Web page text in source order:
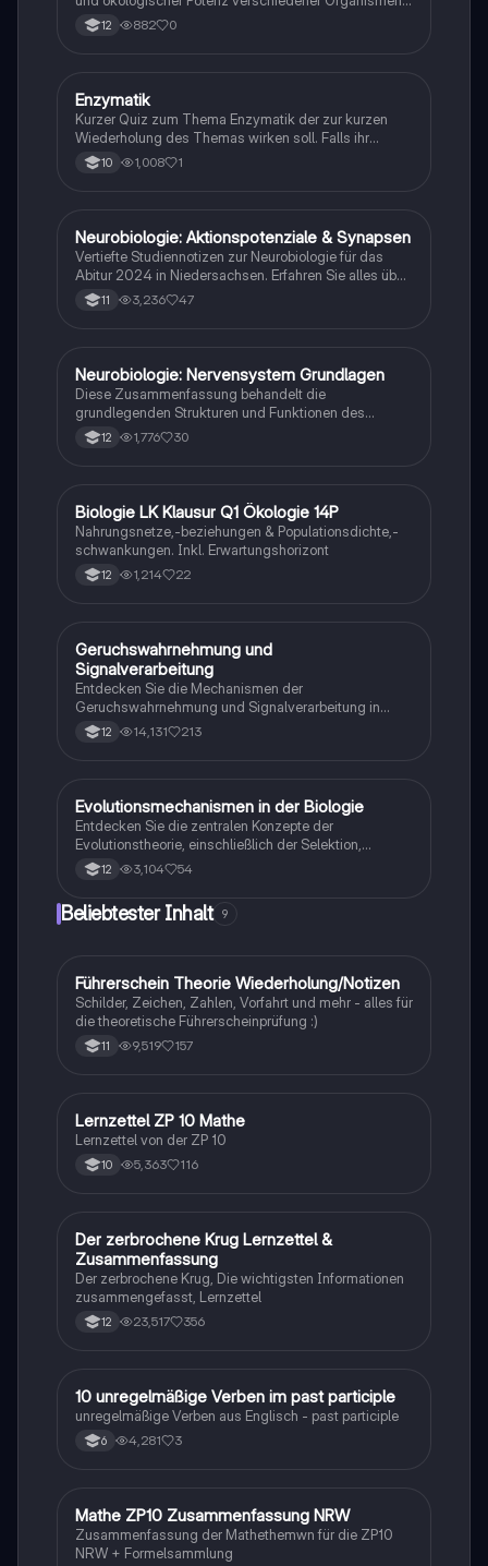
gegenüber Umweltfaktoren.
12 882 0
EBiologie
Enzymatik
Kurzer Quiz zum Thema Enzymatik der zur kurzen
Wiederholung des Themas wirken soll. Falls ihr
Fehlern begegnet wäre ich dankbar ,wenn ihr mir
diese weiterleitet. Danke und euch viel Spaß dabei!
10 1,008 1
Biologie
Neurobiologie: Aktionspotenziale & Synapsen
Vertiefte Studiennotizen zur Neurobiologie für das
Abitur 2024 in Niedersachsen. Erfahren Sie alles über
Aktionspotenziale, Ruhepotenziale, synaptische
Integration, die Rolle von Neurotransmittern, die
Schüler, die sich auf Prüfungen vorbereiten und ein
tiefes Verständnis der neuronalen Signalübertragung
entwickeln möchten.
11 3,236 47
Biologie
Neurobiologie: Nervensystem Grundlagen
Diese Zusammenfassung behandelt die
grundlegenden Strukturen und Funktionen des
Nervensystems, einschließlich Neuronen, Gliazellen,
Ruhepotential, Aktionspotential und synaptische
Signalübertragung und die Auswirkungen von
Neurotoxinen. Ideal für Studierende der Neurobiologie
und verwandter Fächer.
12 1,776 30
Biologie
Biologie LK Klausur Q1 Ökologie 14P
Nahrungsnetze,-beziehungen & Populationsdichte,-
schwankungen. Inkl. Erwartungshorizont
12 1,214 22
Biologie
Geruchswahrnehmung und
Signalverarbeitung
Entdecken Sie die Mechanismen der
Geruchswahrnehmung und Signalverarbeitung in
Nervenzellen. Diese Übungsaufgaben für das
mündliche Abitur in Neurobiologie behandeln
Studierende, die sich auf Prüfungen vorbereiten.
12 14,131 213
Biologie
Evolutionsmechanismen in der Biologie
Entdecken Sie die zentralen Konzepte der
Evolutionstheorie, einschließlich der Selektion,
Isolationsmechanismen und Evolutionsfaktoren wie
Mutation und Rekombination. Diese
die verschiedenen Selektionsarten und die
im Grundkurs.
12 3,104 54
Beliebtester Inhalt 9
FLerntipps
Führerschein Theorie Wiederholung/Notizen
Schilder, Zeichen, Zahlen, Vorfahrt und mehr - alles für
die theoretische Führerscheinprüfung :)
11 9,519 157
Mathe
Lernzettel ZP 10 Mathe
Lernzettel von der ZP 10
10 5,363 116
Deutsch
Der zerbrochene Krug Lernzettel &
Zusammenfassung
Der zerbrochene Krug, Die wichtigsten Informationen
zusammengefasst, Lernzettel
12 23,517 356
1 Englisch
10 unregelmäßige Verben im past participle
unregelmäßige Verben aus Englisch - past participle
6 4,281 3
Mathe
Mathe ZP10 Zusammenfassung NRW
Zusammenfassung der Mathethemwn für die ZP10
NRW + Formelsammlung